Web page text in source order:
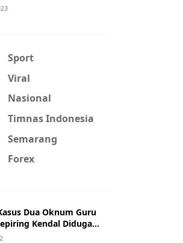
Sport
Viral
Nasional
Timnas Indonesia
Semarang
Forex
Dua Oknum Guru
Kendal Diduga
Kronologi,